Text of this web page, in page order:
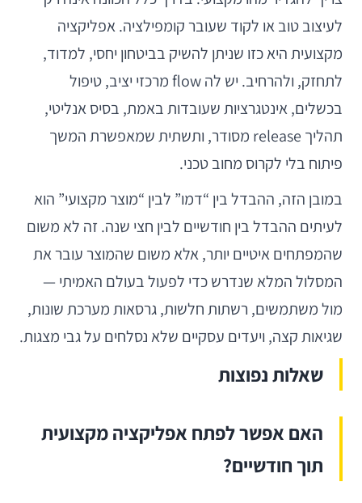
לעיצוב טוב או לקוד שעובר קומפילציה. אפליקציה
מקצועית היא כזו שניתן להשיק בביטחון יחסי, למדוד,
לתחזק, ולהרחיב. יש לה flow מרכזי יציב, טיפול
בכשלים, אינטגרציות שעובדות באמת, בסיס אנליטי,
תהליך release מסודר, ותשתית שמאפשרת המשך
פיתוח בלי לקרוס מחוב טכני.
במובן הזה, ההבדל בין “דמו” לבין “מוצר מקצועי” הוא
לעיתים ההבדל בין חודשיים לבין חצי שנה. זה לא משום
שהמפתחים איטיים יותר, אלא משום שהמוצר עובר את
המסלול המלא שנדרש כדי לפעול בעולם האמיתי —
מול משתמשים, רשתות חלשות, גרסאות מערכת שונות,
שגיאות קצה, ויעדים עסקיים שלא נסלחים על גבי מצגות.
שאלות נפוצות
האם אפשר לפתח אפליקציה מקצועית
תוך חודשיים?